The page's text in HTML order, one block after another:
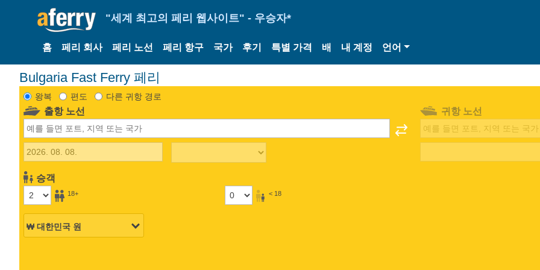
"세계 최고의 페리 웹사이트" - 우승자*
홈 페리 회사 페리 노선 페리 항구 국가 후기 특별 가격 배 내 계정 언어
Bulgaria Fast Ferry 페리
왕복 편도 다른 귀항 경로
출항 노선
승객
18+ < 18
귀항 노선